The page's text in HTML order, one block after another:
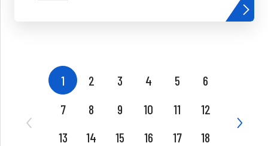
1 2 3 4 5
6
7
8 9 10 11
12
13
14 15 16 17
18